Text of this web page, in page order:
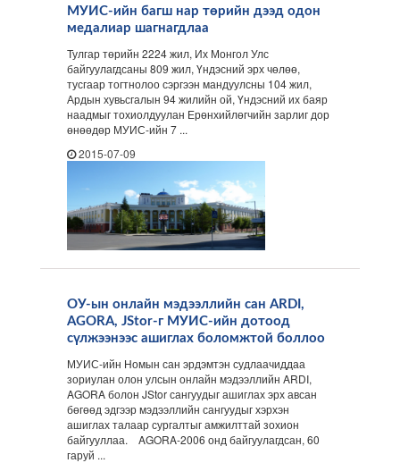
МУИС-ийн багш нар төрийн дээд одон
медалиар шагнагдлаа
Тулгар төрийн 2224 жил, Их Монгол Улс
байгуулагдсаны 809 жил, Үндэсний эрх чөлөө,
тусгаар тогтнолоо сэргээн мандуулсны 104 жил,
Ардын хувьсгалын 94 жилийн ой, Үндэсний их баяр
наадмыг тохиолдуулан Ерөнхийлөгчийн зарлиг дор
өнөөдөр МУИС-ийн 7 ...
2015-07-09
ОУ-ын онлайн мэдээллийн сан ARDI,
AGORA, JStor-г МУИС-ийн дотоод
сүлжээнээс ашиглах боломжтой боллоо
МУИС-ийн Номын сан эрдэмтэн судлаачиддаа
зориулан олон улсын онлайн мэдээллийн ARDI,
AGORA болон JStor сангуудыг ашиглах эрх авсан
бөгөөд эдгээр мэдээллийн сангуудыг хэрхэн
ашиглах талаар сургалтыг амжилттай зохион
байгууллаа. AGORA-2006 онд байгуулагдсан, 60
гаруй ...